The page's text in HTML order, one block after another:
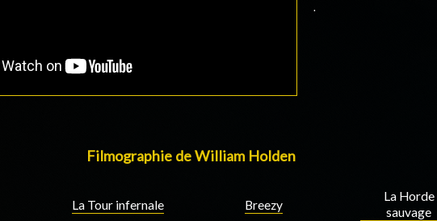
.
Filmographie de William Holden
La Tour infernale Breezy
La Horde
sauvage